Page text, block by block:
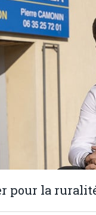
pour la